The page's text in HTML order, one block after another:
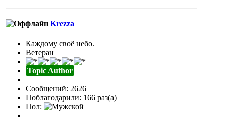
Krezza
Каждому своё небо.
Ветеран
Topic Author
Сообщений: 2626
Поблагодарили: 166 раз(а)
Пол: